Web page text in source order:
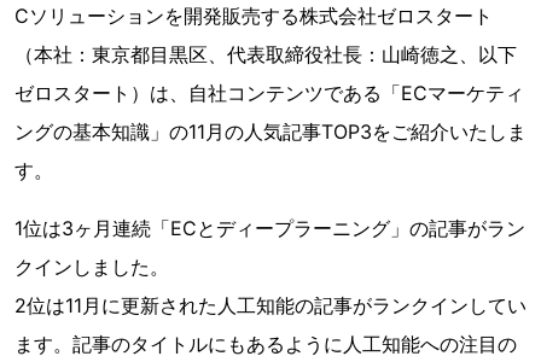
Cソリューションを開発販売する株式会社ゼロスタート
（本社：東京都目黒区、代表取締役社長：山崎徳之、以下
ゼロスタート）は、自社コンテンツである「ECマーケティ
ングの基本知識」の11月の人気記事TOP3をご紹介いたしま
す。
1位は3ヶ月連続「ECとディープラーニング」の記事がラン
クインしました。
2位は11月に更新された人工知能の記事がランクインしてい
ます。記事のタイトルにもあるように人工知能への注目の